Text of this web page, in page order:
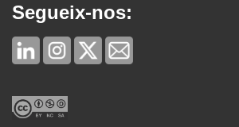
Segueix-nos: